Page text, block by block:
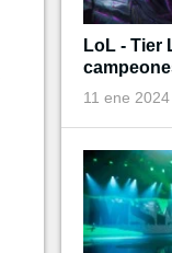
LoL - Tier
11 ene 2024